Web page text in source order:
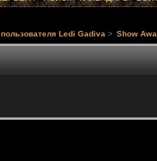
Ledi Gadiva > Show